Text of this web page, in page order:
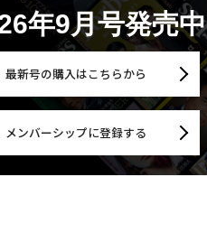
年9月号発売中
最新号の購入はこちらから
メンバーシップに登録する